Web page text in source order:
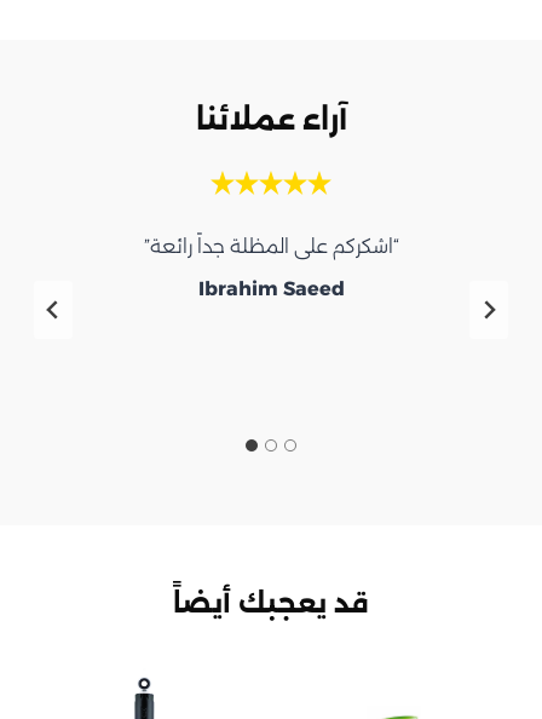
آراء عملائنا
“اشكركم على المظلة جداً رائعة”
Ibrahim Saeed
قد يعجبك أيضاً